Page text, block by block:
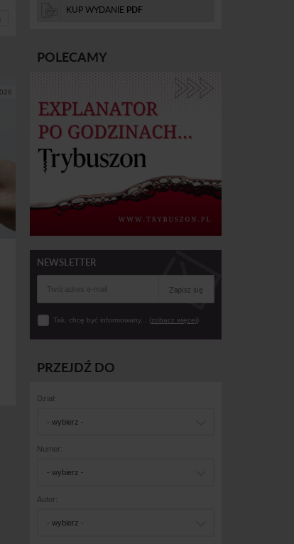
KUP WYDANIE PDF
POLECAMY
NEWSLETTER
Zapisz się
Tak, chcę być informowany... (zobacz więcej)
PRZEJDŹ DO
Dział:
- wybierz -
Numer:
- wybierz -
Autor:
- wybierz -